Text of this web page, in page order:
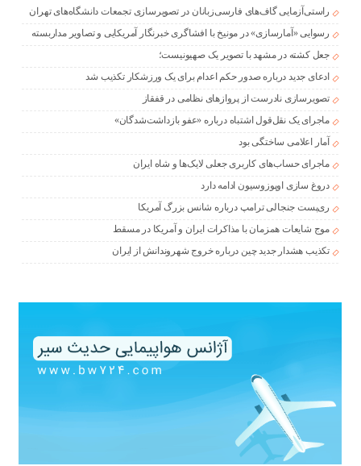
راستی‌آزمایی گاف‌های فارسی‌زبانان در تصویرسازی تجمعات دانشگاه‌های تهران
رسوایی «آمارسازی» در مونیخ با افشاگری خبرنگار آمریکایی و تصاویر مداربسته
جعل کشته در مشهد با تصویر یک صهیونیست؛
ادعای جدید درباره صدور حکم اعدام برای یک ورزشکار تکذیب شد
تصویرسازی نادرست از پروازهای نظامی در قفقاز
ماجرای یک نقل‌قول اشتباه درباره «عفو بازداشت‌شدگان»
آمار اعلامی ساختگی بود
ماجرای حساب‌های کاربری جعلی لایک‌ها و شاه ایران
دروغ سازی اوپوزوسیون ادامه دارد
ری‌پست جنجالی ترامپ درباره شانس بزرگ آمریکا
موج شایعات همزمان با مذاکرات ایران و آمریکا در مسقط
تکذیب هشدار جدید چین درباره خروج شهروندانش از ایران